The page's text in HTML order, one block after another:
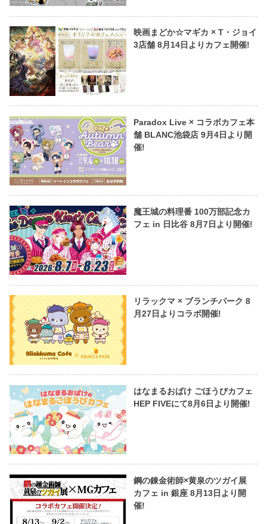
映画まどか☆マギカ × T・ジョイ
3店舗 8月14日よりカフェ開催!
Paradox Live × コラボカフェ本
舗 BLANC池袋店 9月4日より開
催!
魔王城の料理番 100万部記念カ
フェ in 日比谷 8月7日より開催!
リラックマ × ブランチパーク 8
月27日よりコラボ開催!
はなまるおばけ ごほうびカフェ
HEP FIVEにて8月6日より開催!
鋼の錬金術師×黄泉のツガイ展
カフェ in 銀座 8月13日より開
催!